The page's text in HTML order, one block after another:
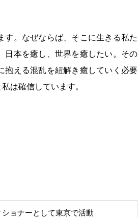
。なぜならば、そこに生きる私た
日本を癒し、世界を癒したい。その
抱える混乱を紐解き癒していく必要
は確信しています。
ョナーとして東京で活動